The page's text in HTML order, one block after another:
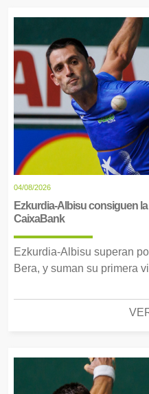
04/08/2026
Ezkurdia-Albisu consiguen
CaixaBank
Ezkurdia-Albisu superan
Bera, y suman su primera